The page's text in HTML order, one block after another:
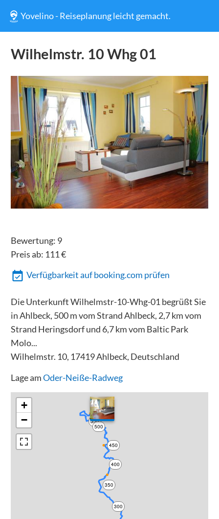
Yovelino - Reiseplanung leicht gemacht.
Wilhelmstr. 10 Whg 01
Bewertung: 9
Preis ab: 111€
Verfügbarkeit auf booking.com prüfen
Die Unterkunft Wilhelmstr-10-Whg-01 begrüßt Sie
in Ahlbeck, 500 m vom Strand Ahlbeck, 2,7 km vom
Strand Heringsdorf und 6,7 km vom Baltic Park
Molo...
Wilhelmstr. 10, 17419 Ahlbeck, Deutschland
Lage amOder-Neiße-Radweg
300
350
400
450
500
550
+
−